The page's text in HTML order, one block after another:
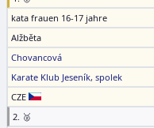
kata frauen 16-17 jahre
Alžběta
Chovancová
Karate Klub Jeseník, spolek
CZE
2. 🥈